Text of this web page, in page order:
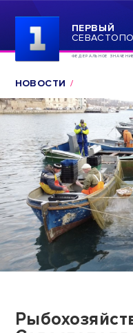
ПЕРВЫЙ
ФЕДЕРАЛЬНОЕ ЗНАЧЕНИЕ
НОВОСТИ